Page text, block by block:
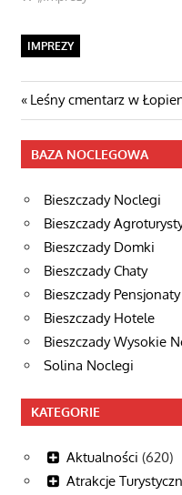
IMPREZY
Nawigacja
wpisu
Poprzedni
post:
Leśny cmentarz w
BAZA NOCLEGOWA
Bieszczady Noclegi
Bieszczady
Bieszczady Domki
Bieszczady Chaty
Bieszczady Pensjonaty
Bieszczady Hotele
Bieszczady Wysokie
Solina Noclegi
KATEGORIE
Aktualności (620)
Atrakcje